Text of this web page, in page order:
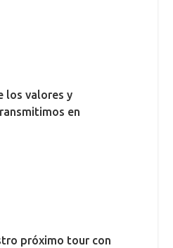
los valores y
en
próximo tour con